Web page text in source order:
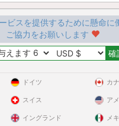
ビスを提供するために懸命に
ご協力をお願いします
ドイツ
スイス
イングランド
カ
ア
メ